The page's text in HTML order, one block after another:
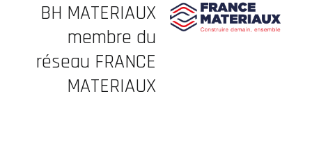
BH MATERIAUX
membre du
réseau FRANCE
MATERIAUX